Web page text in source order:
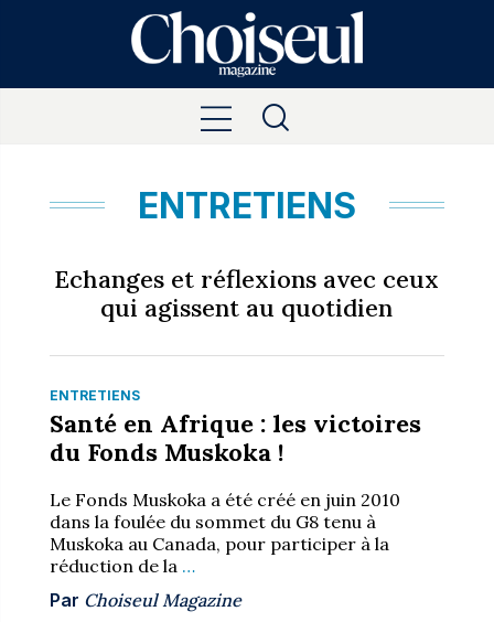
ENTRETIENS
Echanges et réflexions avec ceux
qui agissent au quotidien
ENTRETIENS
Santé en Afrique : les victoires
du Fonds Muskoka !
Le Fonds Muskoka a été créé en juin 2010
dans la foulée du sommet du G8 tenu à
Muskoka au Canada, pour participer à la
réduction de la …
Par Choiseul Magazine